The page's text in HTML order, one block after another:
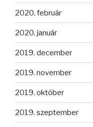
2020. február
2020. január
2019. december
2019. november
2019. október
2019. szeptember